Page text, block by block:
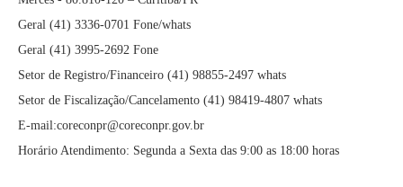
Geral (41) 3336-0701 Fone/whats
Geral (41) 3995-2692 Fone
Setor de Registro/Financeiro (41) 98855-2497 whats
Setor de Fiscalização/Cancelamento (41) 98419-4807 whats
E-mail:coreconpr@coreconpr.gov.br
Horário Atendimento: Segunda a Sexta das 9:00 as 18:00 horas